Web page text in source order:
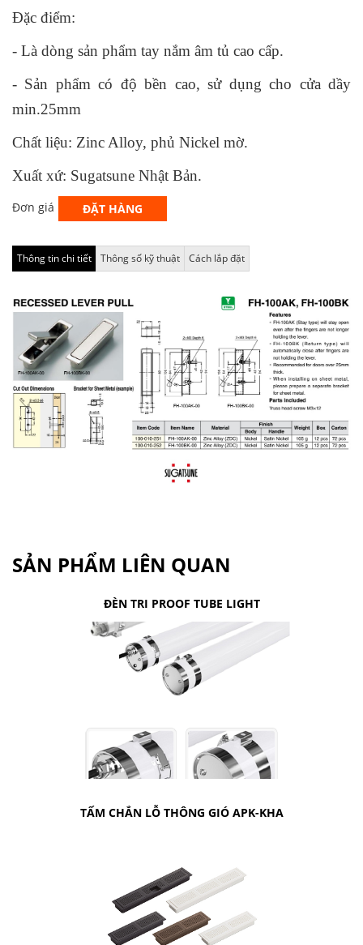
Đặc điểm:
- Là dòng sản phẩm tay nắm âm tủ cao cấp.
- Sản phẩm có độ bền cao, sử dụng cho cửa dầy
min.25mm
Chất liệu: Zinc Alloy, phủ Nickel mờ.
Xuất xứ: Sugatsune Nhật Bản.
Đơn giá ĐẶT HÀNG
Thông tin chi tiết Thông số kỹ thuật Cách lắp đặt
SẢN PHẨM LIÊN QUAN
ĐÈN TRI PROOF TUBE LIGHT
TẤM CHẮN LỖ THÔNG GIÓ APK-KHA